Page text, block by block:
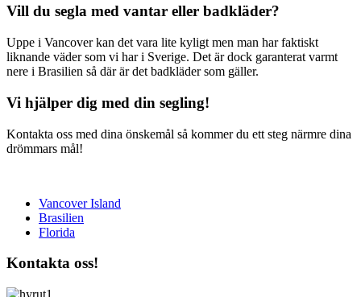
Vill du segla med vantar eller badkläder?
Uppe i Vancover kan det vara lite kyligt men man har faktiskt
liknande väder som vi har i Sverige. Det är dock garanterat varmt
nere i Brasilien så där är det badkläder som gäller.
Vi hjälper dig med din segling!
Kontakta oss med dina önskemål så kommer du ett steg närmre dina
drömmars mål!
Vancover Island
Brasilien
Florida
Kontakta oss!